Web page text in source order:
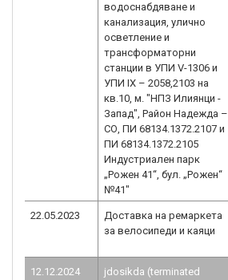
водоснабдяване и
канализация, улично
осветление и
трансформаторни
станции в УПИ V-1306 и
УПИ IX – 2058,2103 на
кв.10, м. "НПЗ Илиянци -
Запад", Район Надежда –
СО, ПИ 68134.1372.2107 и
ПИ 68134.1372.2105
Индустриален парк
„Рожен 41“, бул. „Рожен“
№41"
22.05.2023
Доставка на ремаркета
за велосипеди и каяци
12.12.2024
jdosikda (terminated